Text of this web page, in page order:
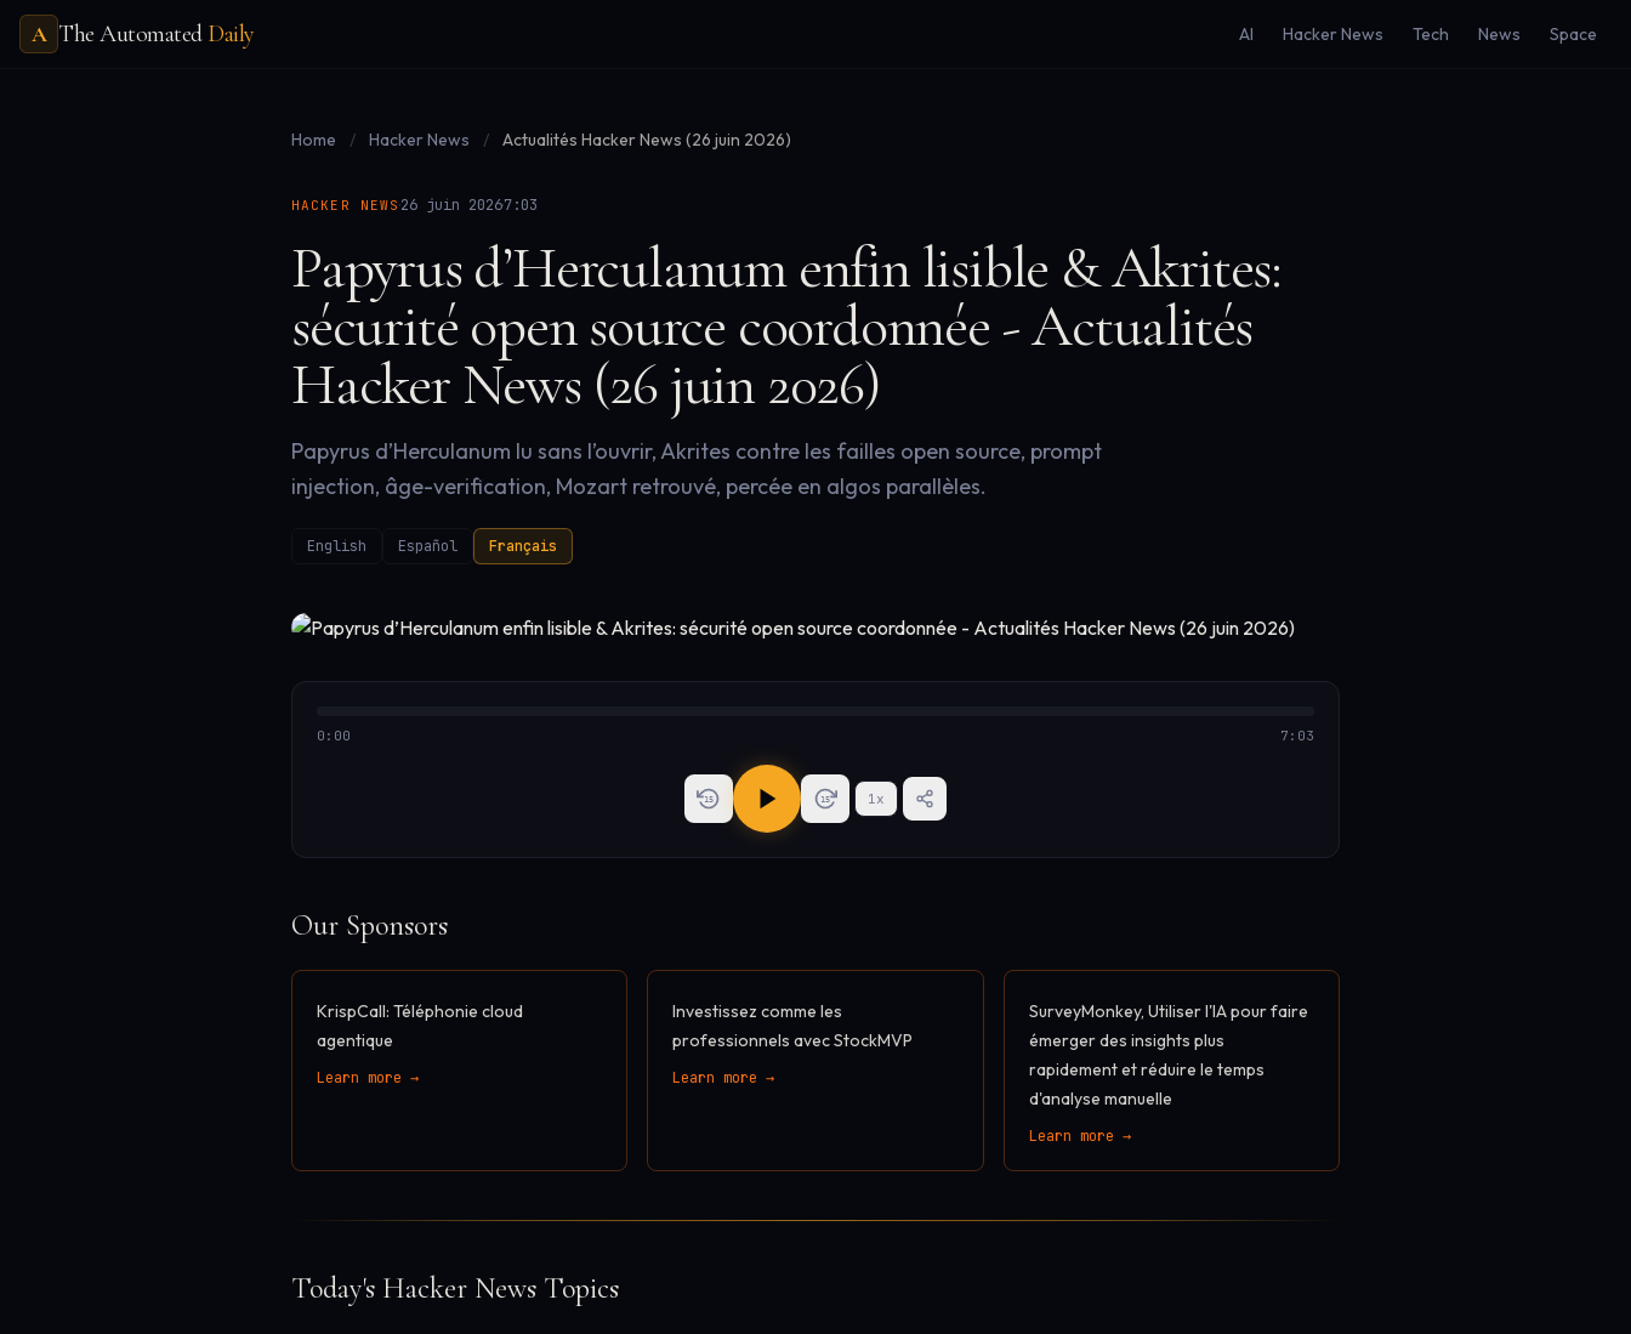
A The Automated Daily AI Hacker News Tech News Space
Home / Hacker News / Actualités Hacker News (26 juin 2026)
HACKER NEWS·26 juin 2026·7:03
Papyrus d’Herculanum enfin lisible & Akrites:
sécurité open source coordonnée - Actualités
Hacker News (26 juin 2026)
Papyrus d’Herculanum lu sans l’ouvrir, Akrites contre les failles open source, prompt
injection, âge-verification, Mozart retrouvé, percée en algos parallèles.
English Español Français
0:00 7:03
15 15 1x
Our Sponsors
KrispCall: Téléphonie cloud
agentique
Learn more →
Investissez comme les
professionnels avec StockMVP
Learn more →
SurveyMonkey, Utiliser l'IA pour faire
émerger des insights plus
rapidement et réduire le temps
d'analyse manuelle
Learn more →
Today's Hacker News Topics